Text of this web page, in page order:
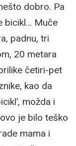
dobro. Pa
bicikl… Muče
padnu, tri
20 metara
četiri-pet
kao da
možda i
je bilo teško
mama i